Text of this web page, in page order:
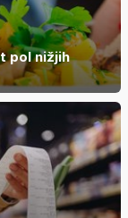
pol nižjih